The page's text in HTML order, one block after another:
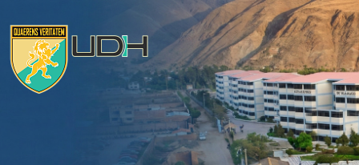
RELACION ENTRE EL CLIMA
DE LOS TRABAJADORES DE
HUANUCO, 2017